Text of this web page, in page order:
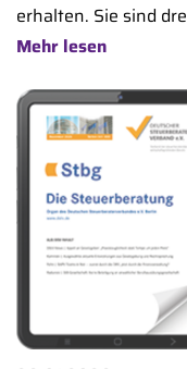
erhalten. Sie sind
Mehr lesen